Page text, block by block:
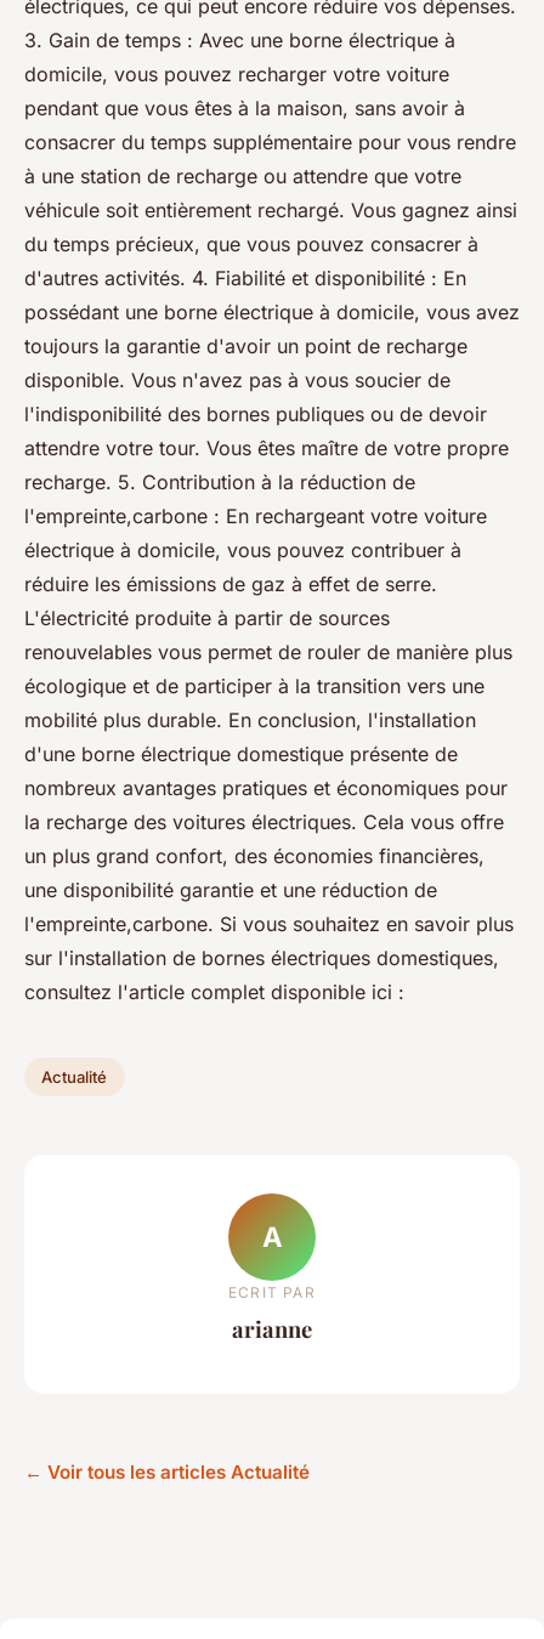
électriques, ce qui peut encore réduire vos dépenses.
3. Gain de temps : Avec une borne électrique à
domicile, vous pouvez recharger votre voiture
pendant que vous êtes à la maison, sans avoir à
consacrer du temps supplémentaire pour vous rendre
à une station de recharge ou attendre que votre
véhicule soit entièrement rechargé. Vous gagnez ainsi
du temps précieux, que vous pouvez consacrer à
d'autres activités. 4. Fiabilité et disponibilité : En
possédant une borne électrique à domicile, vous avez
toujours la garantie d'avoir un point de recharge
disponible. Vous n'avez pas à vous soucier de
l'indisponibilité des bornes publiques ou de devoir
attendre votre tour. Vous êtes maître de votre propre
recharge. 5. Contribution à la réduction de
l'empreinte,carbone : En rechargeant votre voiture
électrique à domicile, vous pouvez contribuer à
réduire les émissions de gaz à effet de serre.
L'électricité produite à partir de sources
renouvelables vous permet de rouler de manière plus
écologique et de participer à la transition vers une
mobilité plus durable. En conclusion, l'installation
d'une borne électrique domestique présente de
nombreux avantages pratiques et économiques pour
la recharge des voitures électriques. Cela vous offre
un plus grand confort, des économies financières,
une disponibilité garantie et une réduction de
l'empreinte,carbone. Si vous souhaitez en savoir plus
sur l'installation de bornes électriques domestiques,
consultez l'article complet disponible ici :
Actualité
A
ECRIT PAR
arianne
← Voir tous les articles Actualité